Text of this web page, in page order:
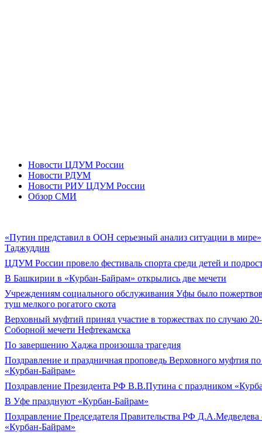
Новости ЦДУМ России
Новости РДУМ
Новости РИУ ЦДУМ России
Обзор СМИ
«Путин представил в ООН серьезный анализ ситуации в
Таджуддин
ЦДУМ России провело фестиваль спорта среди детей и
В Башкирии в «Курбан-Байрам» открылись две мечети
Учреждениям социального обслуживания Уфы было
туш мелкого рогатого скота
Верховный муфтий принял участие в торжествах по случаю
Соборной мечети Нефтекамска
По завершению Хаджа произошла трагедия
Поздравление и праздничная проповедь Верховного муфтия
«Курбан-Байрам»
Поздравление Президента РФ В.В.Путина с праздником
В Уфе празднуют «Курбан-Байрам»
Поздравление Председателя Правительства РФ Д.А.Медведева
«Курбан-Байрам»